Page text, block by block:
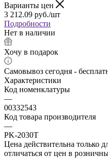
Варианты цен
3 212.09 руб./шт
Подробности
Нет в наличии
Хочу в подарок
Самовывоз сегодня -
Характеристики
Код номенклатуры
—
00332543
Код товара производителя
—
PK-2030T
Цена действительна только
отличаться от цен в